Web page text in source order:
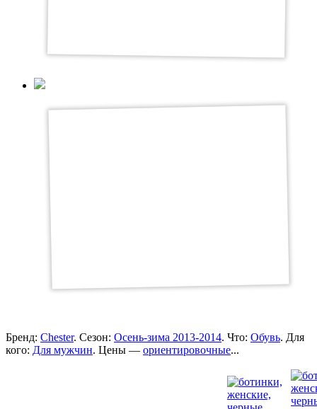
Бренд: Chester. Сезон: Осень-зима 2013-2014. Что: Обувь. Для
кого: Для мужчин. Цены — ориентировочные...